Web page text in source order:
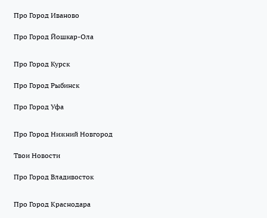
Про Город Иваново
Про Город Йошкар-Ола
Про Город Курск
Про Город Рыбинск
Про Город Уфа
Про Город Нижний Новгород
Твои Новости
Про Город Владивосток
Про Город Краснодара